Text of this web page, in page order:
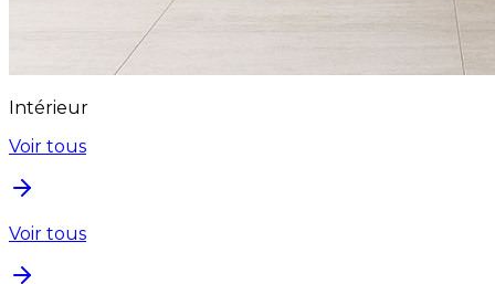
Intérieur
Voir tous
Voir tous